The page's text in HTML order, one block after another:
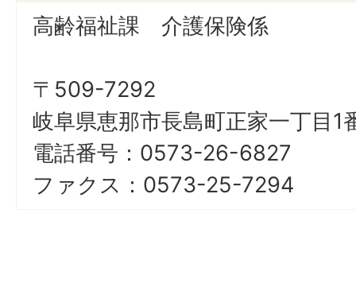
高齢福祉課 介護保険係
〒509-7292
岐阜県恵那市長島町正家一丁目
電話番号：0573-26-6827
ファクス：0573-25-7294